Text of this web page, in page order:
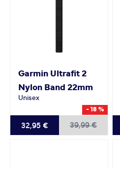
- 18 %
Garmin Ultrafit 2
Nylon Band 22mm
Unisex
32,95 € 39,99 €